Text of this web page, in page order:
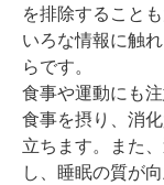
を排除すること
いろな情報に触
らです。
食事や運動にも
食事を摂り、消
立ちます。また
し、睡眠の質が向